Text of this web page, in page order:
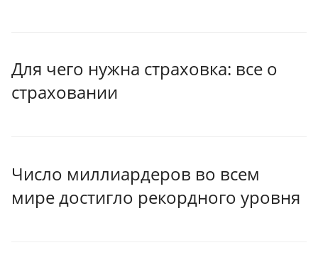
Для чего нужна страховка: все о
страховании
Число миллиардеров во всем
мире достигло рекордного уровня